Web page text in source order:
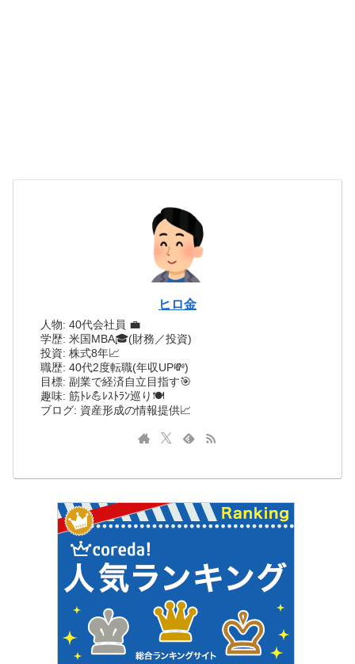
ヒロ金
人物: 40代会社員 💼
学歴: 米国MBA🎓(財務／投資)
投資: 株式8年📈
職歴: 40代2度転職(年収UP💸)
目標: 副業で経済自立目指す🎯
趣味: 筋ﾄﾚ💪ﾚｽﾄﾗﾝ巡り🍽️
ブログ: 資産形成の情報提供📈